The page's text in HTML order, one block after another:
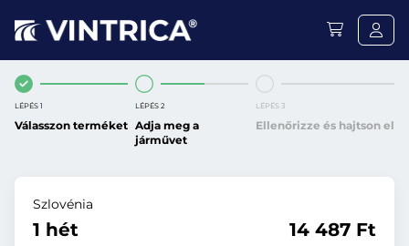
LÉPÉS 1
Válasszon terméket
LÉPÉS 2
Adja meg a
járművet
LÉPÉS 3
Ellenőrizze és hajtson el
Szlovénia
1 hét 14 487 Ft